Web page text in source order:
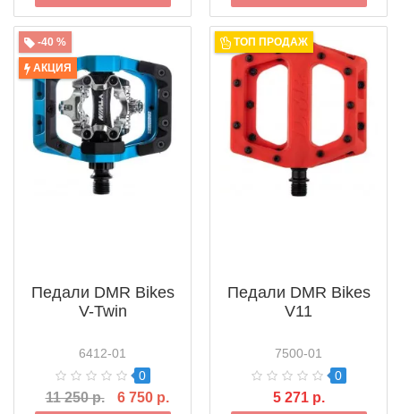
-40 %
АКЦИЯ
Педали DMR Bikes
V-Twin
6412-01
0
11 250 р. 6 750 р.
ТОП ПРОДАЖ
Педали DMR Bikes
V11
7500-01
0
5 271 р.